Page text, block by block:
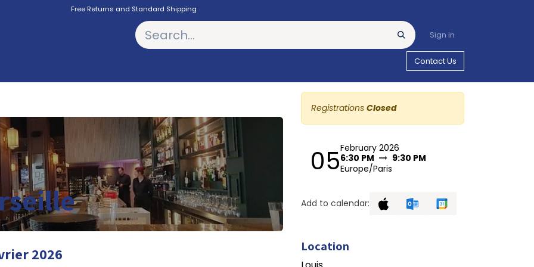
Free Returns and Standard Shipping
Sign in
Contact Us
2026
Registrations Closed
05February 2026
6:30 PM
9:30 PM
Europe/Paris
Add to calendar:
Location